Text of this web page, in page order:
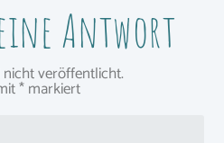
Antwort
nicht veröffentlicht.
*markiert